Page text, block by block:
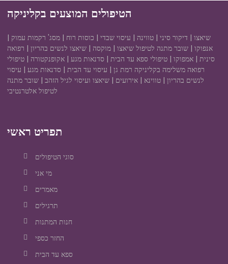
הטיפולים המוצעים בקליניקה
שיאצו | דיקור סיני | טווינה | עיסוי שבדי | כוסות רוח | מסג' רקמות עמוק |
אנפוקו | שובר מתנה לטיפול שיאצו | מוקסה | שיאצו לנשים בהריון | רפואה
סינית | אמפוקו | טיפולי ספא עד הבית | סדנאות מגע | אקופנקטורה | טיפולי
רפואה משלימה בקליניקה רמת גן | עיסוי עד הבית | סדנאות מגע | עיסוי
לנשים בהריון | טווינא | אירועים | שיאצו ועיסוי לגיל הזהב | שובר מתנה
לטיפול אלטרנטיבי
תפריט ראשי
סוגי הטיפולים
מי אני
מאמרים
תרגילים
חנות המתנות
החזר כספי
ספא עד הבית